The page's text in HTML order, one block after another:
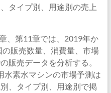
タイプ別、用途別の売上
、第11章では、2019年か
販売数量、消費量、市場
販売データを分析する。
水素水マシンの市場予測は
、タイプ別、用途別で掲